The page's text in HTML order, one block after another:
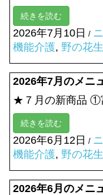
続きを読む
2026年7月10日 /
機能介護, 野の花
2026年7月のメニ
★７月の新商品 ①
続きを読む
2026年6月12日 /
機能介護, 野の花
2026年6月のメニ